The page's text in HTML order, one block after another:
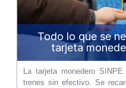
Todo lo que se
tarjeta
La tarjeta monedero
trenes sin efectivo. Se